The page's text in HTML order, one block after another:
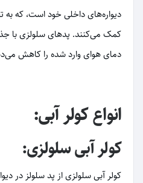
دیواره‌های داخلی خود است، که
کمک می‌کنند. پدهای سلولزی با
دمای هوای وارد شده را کاهش
انواع کولر آبی:
کولر آبی سلولزی:
کولر آبی سلولزی از پد سلولز در